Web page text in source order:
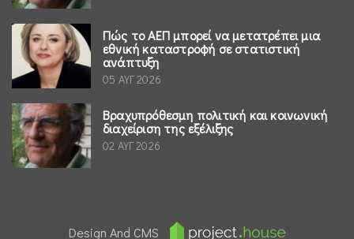
Πώς το ΑΕΠ μπορεί να μετατρέπει μια
εθνική καταστροφή σε στατιστική
ανάπτυξη
05 ΑΥΓ 2026
Βραχυπρόθεσμη πολιτική και κοινωνική
διαχείριση της εξέλιξης
02 ΑΥΓ 2026
Design And CMS